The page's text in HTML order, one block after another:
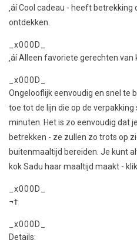
‚áí Cool cadeau - heeft
ontdekken.
_x000D_
‚áí Alleen favoriete gerechten van
_x000D_
Ongelooflijk eenvoudig en snel te
toe tot de lijn die op de
minuten. Het is zo eenvoudig dat
betrekken - ze zullen zo trots op
buitenmaaltijd bereiden. Je kunt
kok Sadu haar maaltijd maakt -
_x000D_
¬†
_x000D_
Details: